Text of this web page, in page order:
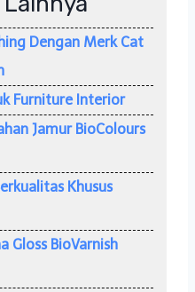
Dengan Merk Cat
Furniture Interior
Jamur BioColours
Khusus
Gloss BioVarnish